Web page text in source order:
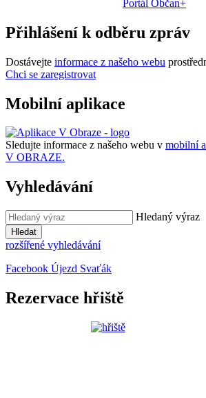
Portál Občan+
Přihlášení k odběru zpráv
Dostávejte informace z našeho webu
Chci se zaregistrovat
Mobilní aplikace
Sledujte informace z našeho webu v mobilní
V OBRAZE.
Vyhledávání
Hledaný výraz
Hledat
rozšířené vyhledávání
Facebook Újezd Svaťák
Rezervace hřiště